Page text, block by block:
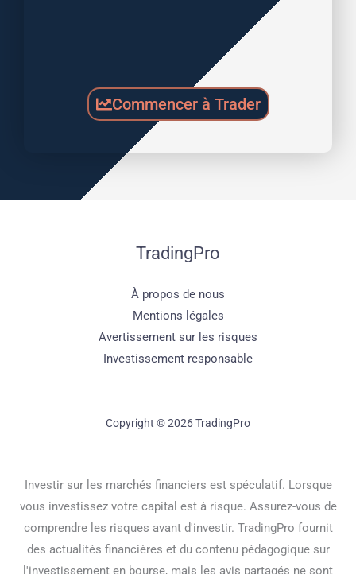
Commencer à Trader
TradingPro
À propos de nous
Mentions légales
Avertissement sur les risques
Investissement responsable
Copyright © 2026 TradingPro
Investir sur les marchés financiers est spéculatif. Lorsque
vous investissez votre capital est à risque. Assurez-vous de
comprendre les risques avant d'investir. TradingPro fournit
des actualités financières et du contenu pédagogique sur
l'investissement en bourse, mais les avis partagés ne sont